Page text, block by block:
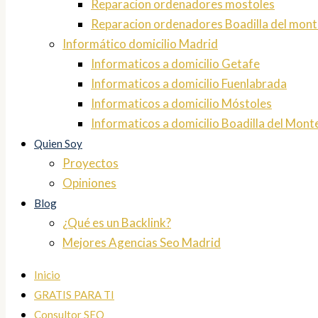
Reparacion ordenadores mostoles
Reparacion ordenadores Boadilla del
Informático domicilio Madrid
Informaticos a domicilio Getafe
Informaticos a domicilio Fuenlabrada
Informaticos a domicilio Móstoles
Informaticos a domicilio Boadilla del
Quien Soy
Proyectos
Opiniones
Blog
¿Qué es un Backlink?
Mejores Agencias Seo Madrid
Inicio
GRATIS PARA TI
Consultor SEO